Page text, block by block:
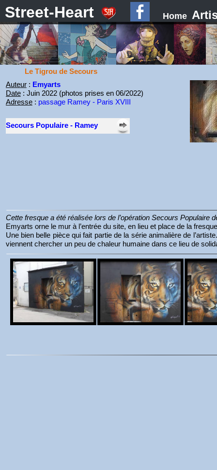
Street-Heart Home
Le Tigrou de Secours
Auteur: Emyarts
Date: Juin 2022 (photos prises en 06/2022)
Adresse: passage Ramey - Paris XVIII
Secours Populaire - Ramey
Cette fresque a été réalisée lors de l’opération Secours
Emyarts orne le mur à l’entrée du site, en lieu et place de la
Une bien belle pièce qui fait partie de la série animalière de
viennent chercher un peu de chaleur humaine dans ce lieu de